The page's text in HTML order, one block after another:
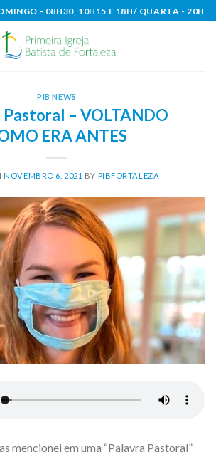
- 08H30, 10H15 E 18H/ QUARTA - 20H
PIB NEWS
Pastoral – VOLTANDO
ERA ANTES
NOVEMBRO 6, 2021 BY PIBFORTALEZA
mencionei em uma “Palavra Pastoral”